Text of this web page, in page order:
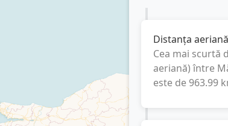
Distanța
Cea mai scurtă
aeriană) între
este de 963.99